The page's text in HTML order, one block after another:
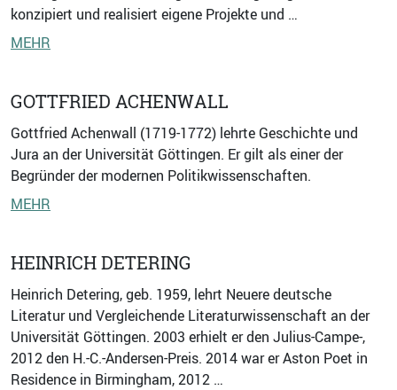
konzipiert und realisiert eigene Projekte und …
MEHR
GOTTFRIED ACHENWALL
Gottfried Achenwall (1719-1772) lehrte Geschichte und
Jura an der Universität Göttingen. Er gilt als einer der
Begründer der modernen Politikwissenschaften.
MEHR
HEINRICH DETERING
Heinrich Detering, geb. 1959, lehrt Neuere deutsche
Literatur und Vergleichende Literaturwissenschaft an der
Universität Göttingen. 2003 erhielt er den Julius-Campe-,
2012 den H.-C.-Andersen-Preis. 2014 war er Aston Poet in
Residence in Birmingham, 2012 …